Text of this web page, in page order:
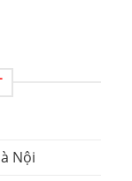
Nội